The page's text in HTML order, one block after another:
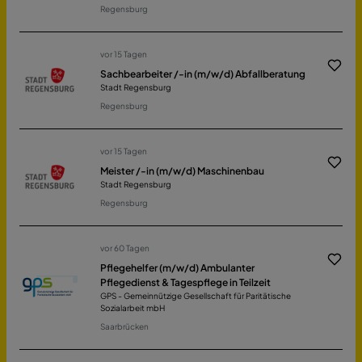
Regensburg
vor 15 Tagen
Sachbearbeiter /-in (m/w/d) Abfallberatung
Stadt Regensburg
Regensburg
vor 15 Tagen
Meister /-in (m/w/d) Maschinenbau
Stadt Regensburg
Regensburg
vor 60 Tagen
Pflegehelfer (m/w/d) Ambulanter
Pflegedienst & Tagespflege in Teilzeit
GPS - Gemeinnützige Gesellschaft für Paritätische
Sozialarbeit mbH
Saarbrücken